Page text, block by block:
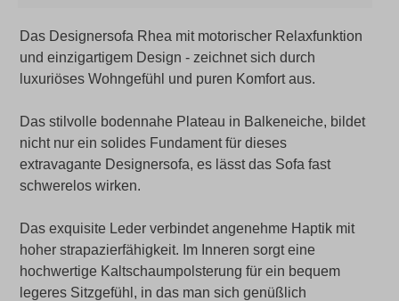
Das Designersofa Rhea mit motorischer Relaxfunktion
und einzigartigem Design - zeichnet sich durch
luxuriöses Wohngefühl und puren Komfort aus.
Das stilvolle bodennahe Plateau in Balkeneiche, bildet
nicht nur ein solides Fundament für dieses
extravagante Designersofa, es lässt das Sofa fast
schwerelos wirken.
Das exquisite Leder verbindet angenehme Haptik mit
hoher strapazierfähigkeit. Im Inneren sorgt eine
hochwertige Kaltschaumpolsterung für ein bequem
legeres Sitzgefühl, in das man sich genüßlich